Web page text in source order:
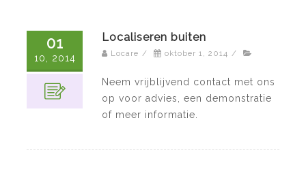
01
10, 2014
Localiseren buiten
Locare / oktober 1, 2014 /
Neem vrijblijvend contact met ons
op voor advies, een demonstratie
of meer informatie.